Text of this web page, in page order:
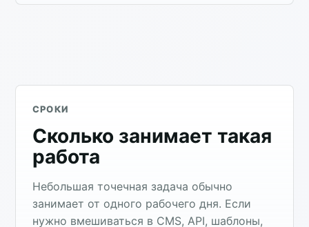
СРОКИ
Сколько занимает такая
работа
Небольшая точечная задача обычно
занимает от одного рабочего дня. Если
нужно вмешиваться в CMS, API, шаблоны,